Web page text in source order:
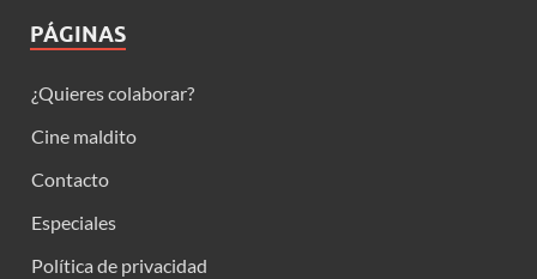
PÁGINAS
¿Quieres colaborar?
Cine maldito
Contacto
Especiales
Política de privacidad